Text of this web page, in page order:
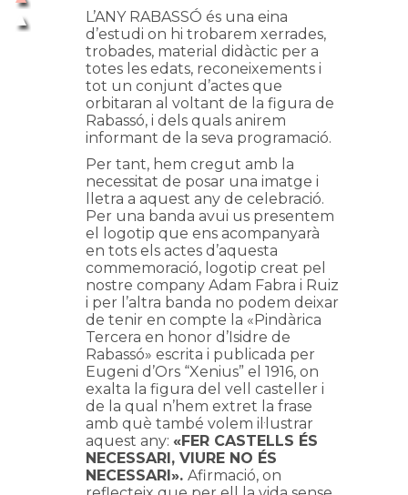
L’ANY RABASSÓ és una eina
d’estudi on hi trobarem xerrades,
trobades, material didàctic per a
totes les edats, reconeixements i
tot un conjunt d’actes que
orbitaran al voltant de la figura de
Rabassó, i dels quals anirem
informant de la seva programació.
Per tant, hem cregut amb la
necessitat de posar una imatge i
lletra a aquest any de celebració.
Per una banda avui us presentem
el logotip que ens acompanyarà
en tots els actes d’aquesta
commemoració, logotip creat pel
nostre company Adam Fabra i Ruiz
i per l’altra banda no podem deixar
de tenir en compte la «Pindàrica
Tercera en honor d’Isidre de
Rabassó» escrita i publicada per
Eugeni d’Ors “Xenius” el 1916, on
exalta la figura del vell casteller i
de la qual n’hem extret la frase
amb què també volem il·lustrar
aquest any: «FER CASTELLS ÉS
NECESSARI, VIURE NO ÉS
NECESSARI». Afirmació, on